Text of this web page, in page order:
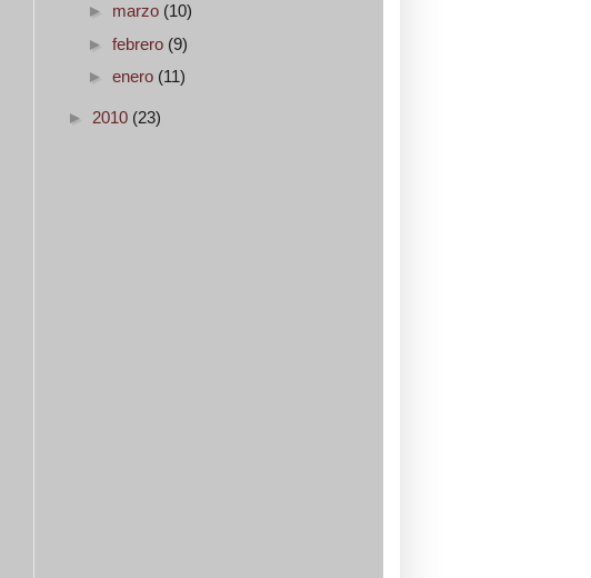
► marzo (10)
► febrero (9)
► enero (11)
► 2010 (23)